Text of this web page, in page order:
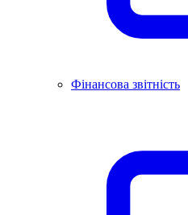
Фінансова звітність